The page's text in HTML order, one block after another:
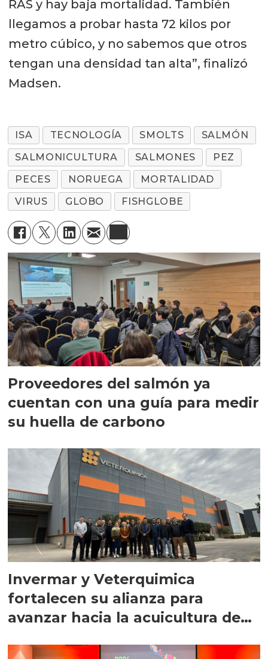
RAS y hay baja mortalidad. También
llegamos a probar hasta 72 kilos por
metro cúbico, y no sabemos que otros
tengan una densidad tan alta”, finalizó
Madsen.
ISA TECNOLOGÍA SMOLTS
SALMÓN
SALMONICULTURA
SALMONES
PEZ
PECES
NORUEGA
MORTALIDAD
VIRUS
GLOBO FISHGLOBE
Proveedores del salmón ya
cuentan con una guía para medir
su huella de carbono
Invermar y Veterquimica
fortalecen su alianza para
avanzar hacia la acuicultura de